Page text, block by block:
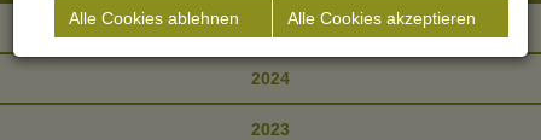
2025
2024
2023
Alle Cookies ablehnen Alle Cookies akzeptieren